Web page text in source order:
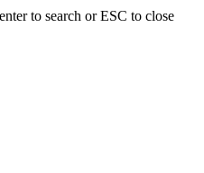
to search or ESC to close